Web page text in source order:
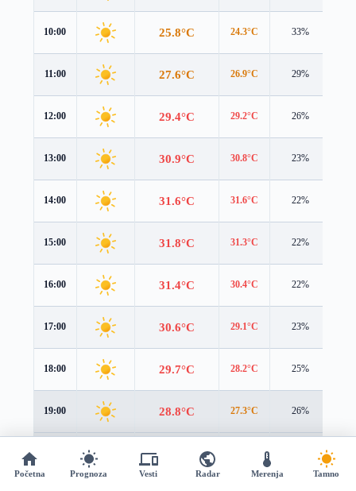
10:00 25.8°C 24.3°C 33%
11:00 27.6°C 26.9°C 29%
12:00 29.4°C 29.2°C 26%
13:00 30.9°C 30.8°C 23%
14:00 31.6°C 31.6°C 22%
15:00 31.8°C 31.3°C 22%
16:00 31.4°C 30.4°C 22%
17:00 30.6°C 29.1°C 23%
18:00 29.7°C 28.2°C 25%
19:00 28.8°C 27.3°C 26%
Početna Prognoza Vesti Radar Merenja Tamno